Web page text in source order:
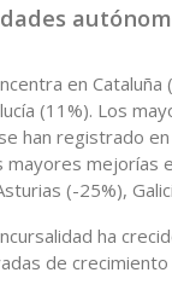
en
(11%). Los
han registrado
mejorías
(-25%),
ha
de